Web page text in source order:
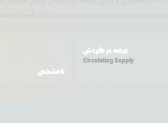
نامشخص
عرضه در گردش
Circulating Supply